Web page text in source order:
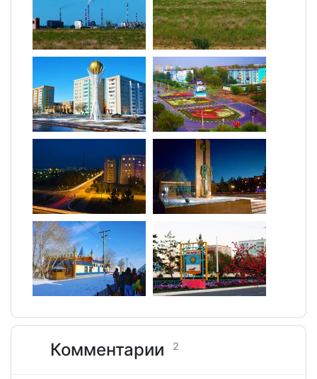
Комментарии 2